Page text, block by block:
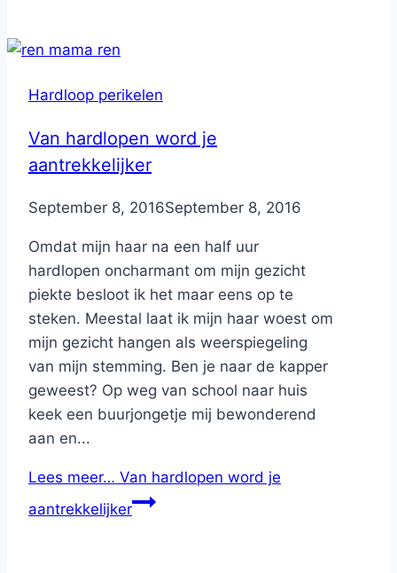
Hardloop perikelen
Van hardlopen word je
aantrekkelijker
ByNicole
September 8, 2016September 8, 2016
Omdat mijn haar na een half uur
hardlopen oncharmant om mijn gezicht
piekte besloot ik het maar eens op te
steken. Meestal laat ik mijn haar woest om
mijn gezicht hangen als weerspiegeling
van mijn stemming. Ben je naar de kapper
geweest? Op weg van school naar huis
keek een buurjongetje mij bewonderend
aan en...
Lees meer… Van hardlopen word je
aantrekkelijker